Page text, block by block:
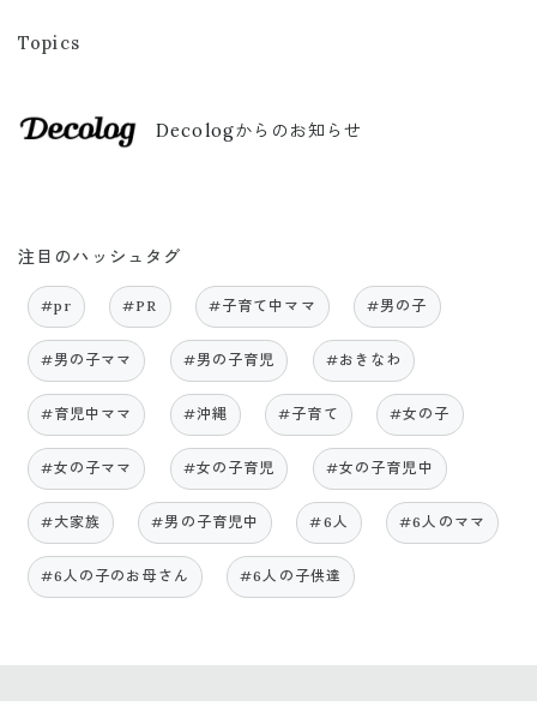
Topics
Decologからのお知らせ
注目のハッシュタグ
#pr #PR #子育て中ママ #男の子
#男の子ママ #男の子育児 #おきなわ
#育児中ママ #沖縄 #子育て #女の子
#女の子ママ #女の子育児 #女の子育児中
#大家族 #男の子育児中 #6人 #6人のママ
#6人の子のお母さん #6人の子供達